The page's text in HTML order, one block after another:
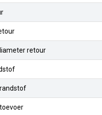
retour